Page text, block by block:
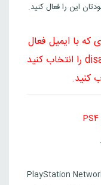
که با ایمیل فعال
شده ، disable email authenticator را انتخاب کنید
[Settings] > [PlayStation